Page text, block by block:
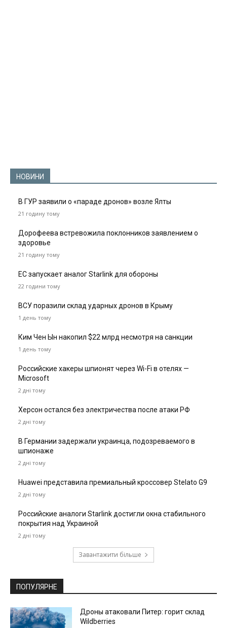
НОВИНИ
В ГУР заявили о «параде дронов» возле Ялты
21 годину тому
Дорофеева встревожила поклонников заявлением о
здоровье
21 годину тому
ЕС запускает аналог Starlink для обороны
22 години тому
ВСУ поразили склад ударных дронов в Крыму
1 день тому
Ким Чен Ын накопил $22 млрд несмотря на санкции
1 день тому
Российские хакеры шпионят через Wi-Fi в отелях —
Microsoft
2 дні тому
Херсон остался без электричества после атаки РФ
2 дні тому
В Германии задержали украинца, подозреваемого в
шпионаже
2 дні тому
Huawei представила премиальный кроссовер Stelato G9
2 дні тому
Российские аналоги Starlink достигли окна стабильного
покрытия над Украиной
2 дні тому
Завантажити більше
ПОПУЛЯРНЕ
Дроны атаковали Питер: горит склад
Wildberries